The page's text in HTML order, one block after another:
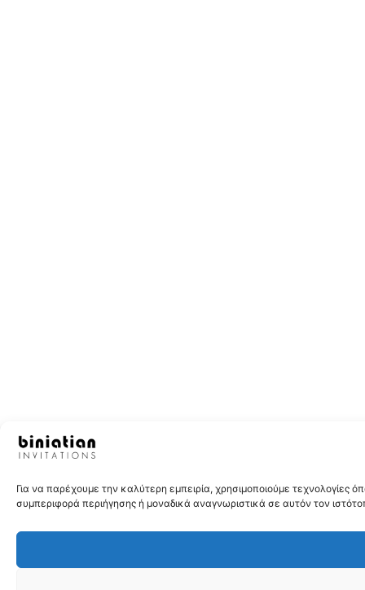
Για να παρέχουμε την καλύτερη εμπειρία, χρησιμοποιούμε
συμπεριφορά περιήγησης ή μοναδικά αναγνωριστικά σε αυτόν τον